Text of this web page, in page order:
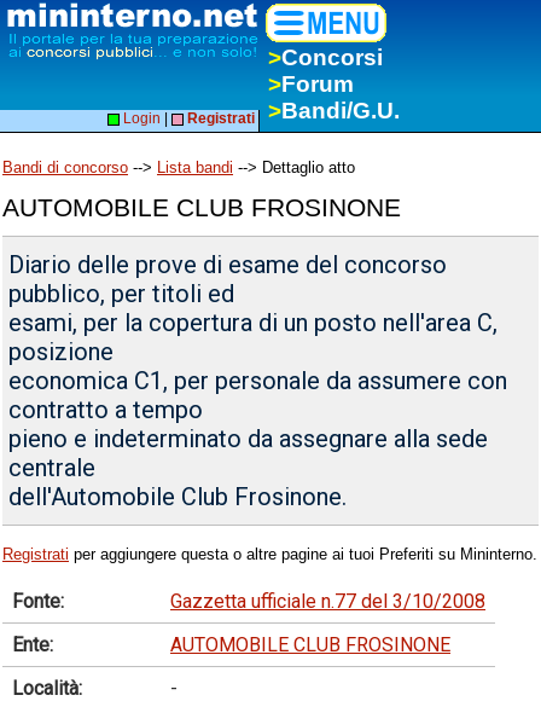
>Concorsi
>Forum
>Bandi/G.U.
Login Registrati
Bandi di concorso --> Lista bandi --> Dettaglio atto
AUTOMOBILE CLUB FROSINONE
Diario delle prove di esame del concorso
pubblico, per titoli ed
esami, per la copertura di un posto nell'area C,
posizione
economica C1, per personale da assumere con
contratto a tempo
pieno e indeterminato da assegnare alla sede
centrale
dell'Automobile Club Frosinone.
Registrati per aggiungere questa o altre pagine ai tuoi Preferiti su Mininterno.
Fonte:
Gazzetta ufficiale n.77 del 3/10/2008
Ente:
AUTOMOBILE CLUB FROSINONE
Località:
-